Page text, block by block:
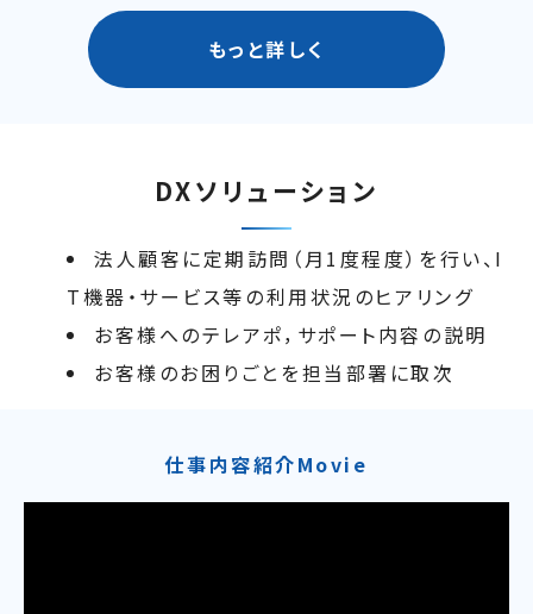
もっと詳しく
DXソリューション
法人顧客に定期訪問（月1度程度）を行い、I
T機器・サービス等の利用状況のヒアリング
お客様へのテレアポ，サポート内容の説明
お客様のお困りごとを担当部署に取次
仕事内容紹介Movie